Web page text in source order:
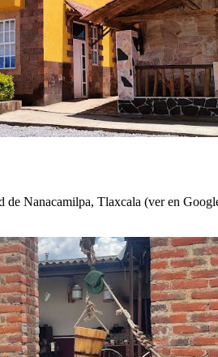
Nanacamilpa, Tlaxcala (ver en